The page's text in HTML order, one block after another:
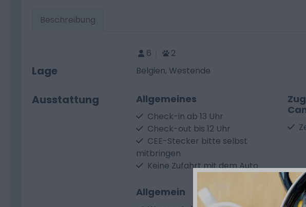
Beschreibung
6 2
Lage Belgien, Westende
Ausstattung Allgemeines
Check-in ab 13 Uhr
Check-out bis 12 Uhr
CEE-Stecker bitte selbst
mitbringen
Keine Zufahrt mit dem Auto
Allgemein
Zeig